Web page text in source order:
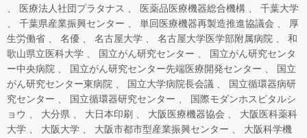
医療法人社団プラタナス
医薬品医療機器総合機構
千葉大学
千葉県産業振興センター
単回医療機器再製造推進協議会
厚
生労働省
名優 名古屋大学 名古屋大学医学部附属病院
和
歌山県立医科大学
国立がん研究センター
国立がん研究センタ
ー中央病院
国立がん研究センター先端医療開発センター
国立
がん研究センター東病院
国立大学病院長会議
国立循環器病研
究センター
国立循環器研究センター
国際モダンホスピタルシ
ョウ
大分県 大日本印刷 大阪医療機器協会
大阪医科薬科
大学
大阪大学 大阪市都市型産業振興センター
大阪科学機